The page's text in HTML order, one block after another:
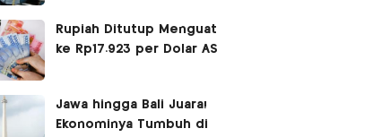
Rupiah Ditutup Menguat
ke Rp17.923 per Dolar AS
Jawa hingga Bali Juara!
Ekonominya Tumbuh di